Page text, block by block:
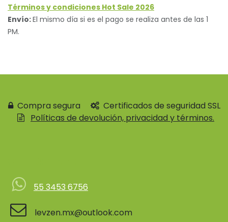
Términos y condiciones Hot Sale 2026
Envío:El mismo día si es el pago se realiza antes de las 1
PM.
Compra segura
Certificados de seguridad SSL
Políticas de devolución, privacidad y términos.
55 3453 6756
levzen.mx@outlook.com